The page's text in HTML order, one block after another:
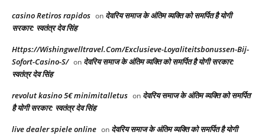
casino Retiros rapidos on देवरिय समाज के अंतिम व्यक्ति को समर्पित है योगी
सरकार: स्वतंत्र देव सिंह
Https://Wishingwelltravel.Com/Exclusieve-Loyaliteitsbonussen-Bij-
Sofort-Casino-S/ on देवरिय समाज के अंतिम व्यक्ति को समर्पित है योगी सरकार:
स्वतंत्र देव सिंह
revolut kasino 5€ minimitalletus on देवरिय समाज के अंतिम व्यक्ति को समर्पित
है योगी सरकार: स्वतंत्र देव सिंह
live dealer spiele online on देवरिय समाज के अंतिम व्यक्ति को समर्पित है योगी